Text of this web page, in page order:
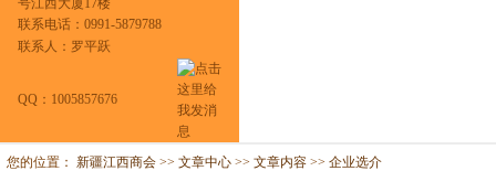
号江西大厦17楼
联系电话：0991-5879788
联系人：罗平跃
QQ：1005857676
您的位置： 新疆江西商会 >> 文章中心 >> 文章内容 >> 企业选介